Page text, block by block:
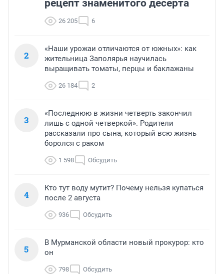
рецепт знаменитого десерта
26 205 6
2
«Наши урожаи отличаются от южных»: как
жительница Заполярья научилась
выращивать томаты, перцы и баклажаны
26 184 2
3
«Последнюю в жизни четверть закончил
лишь с одной четверкой». Родители
рассказали про сына, который всю жизнь
боролся с раком
1 598 Обсудить
4
Кто тут воду мутит? Почему нельзя купаться
после 2 августа
936 Обсудить
5
В Мурманской области новый прокурор: кто
он
798 Обсудить